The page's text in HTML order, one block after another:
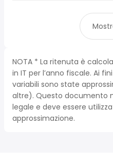
NOTA * La ritenuta è
in IT per l’anno fiscale. Ai
variabili sono state
altre). Questo documento
legale e deve essere
approssimazione.